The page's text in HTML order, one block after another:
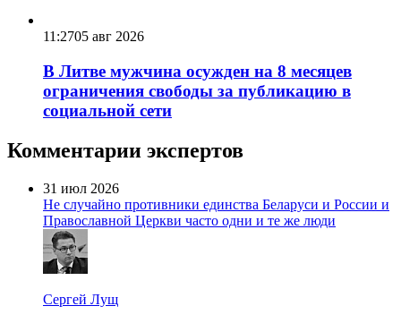
11:2705 авг 2026
В Литве мужчина осужден на 8 месяцев
ограничения свободы за публикацию в
социальной сети
Комментарии экспертов
31 июл 2026
Не случайно противники единства Беларуси и России и
Православной Церкви часто одни и те же люди
Сергей Лущ